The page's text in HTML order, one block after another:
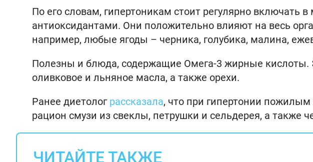
По его словам, гипертоникам стоит регулярно включать
антиоксидантами. Они положительно влияют на весь
например, любые ягоды – черника, голубика, малина,
Полезны и блюда, содержащие Омега-3 жирные кислоты.
оливковое и льняное масла, а также орехи.
Ранее диетолог рассказала, что при гипертонии
рацион смузи из свеклы, петрушки и сельдерея, а также
ЧИТАЙТЕ ТАКЖЕ